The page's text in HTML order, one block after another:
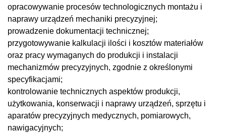
opracowywanie procesów technologicznych montażu i
naprawy urządzeń mechaniki precyzyjnej;
prowadzenie dokumentacji technicznej;
przygotowywanie kalkulacji ilości i kosztów materiałów
oraz pracy wymaganych do produkcji i instalacji
mechanizmów precyzyjnych, zgodnie z określonymi
specyfikacjami;
kontrolowanie technicznych aspektów produkcji,
użytkowania, konserwacji i naprawy urządzeń, sprzętu i
aparatów precyzyjnych medycznych, pomiarowych,
nawigacyjnych;